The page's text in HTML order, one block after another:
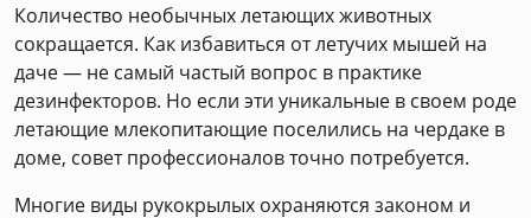
Количество необычных летающих животных
сокращается. Как избавиться от летучих мышей на
даче — не самый частый вопрос в практике
дезинфекторов. Но если эти уникальные в своем роде
летающие млекопитающие поселились на чердаке в
доме, совет профессионалов точно потребуется.
Многие виды рукокрылых охраняются законом и